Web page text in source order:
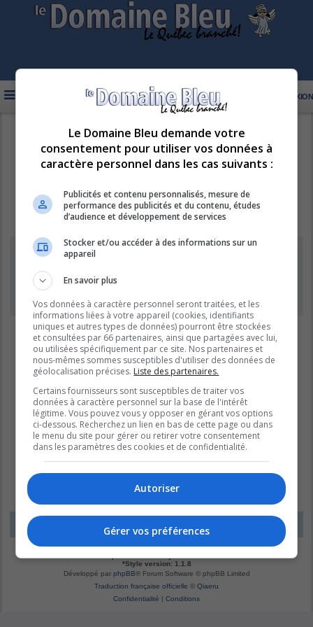
CONNEXION
INSCRIPTION
LE DOMAINE BLEU
Information
Vous ne pouvez pas effectuer de recherche pour le moment car le
LE DOMAINE BLEU UTC-04:00
*Original byChristian 2.0
*Style version: 1.1.8
Développé par phpBB® Forum Software © phpBB Limited
Traduction française officielle © Qiaeru
Confidentialité | Conditions
Le Domaine Bleu demande votre
consentement pour utiliser vos données à
caractère personnel dans les cas suivants :
Publicités et contenu personnalisés, mesure de
performance des publicités et du contenu, études
d’audience et développement de services
Stocker et/ou accéder à des informations sur un
appareil
En savoir plus
Vos données à caractère personnel seront traitées, et les
informations liées à votre appareil (cookies, identifiants
uniques et autres types de données) pourront être stockées
et consultées par 66 partenaires, ainsi que partagées avec lui,
ou utilisées spécifiquement par ce site. Nos partenaires et
nous-mêmes sommes susceptibles d'utiliser des données de
géolocalisation précises. Liste des partenaires.
Certains fournisseurs sont susceptibles de traiter vos
données à caractère personnel sur la base de l'intérêt
légitime. Vous pouvez vous y opposer en gérant vos options
ci-dessous. Recherchez un lien en bas de cette page ou dans
le menu du site pour gérer ou retirer votre consentement
dans les paramètres des cookies et de confidentialité.
Autoriser
Gérer vos préférences